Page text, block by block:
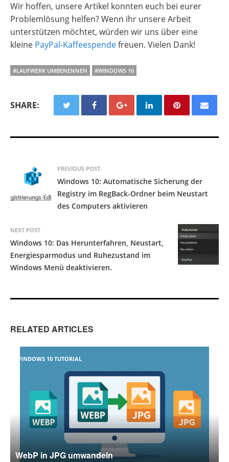
Wir hoffen, unsere Artikel konnten euch bei eurer
Problemlösung helfen? Wenn ihr unsere Arbeit
unterstützen möchtet, würden wir uns über eine
kleine PayPal-Kaffeespendefreuen. Vielen Dank!
#LAUFWERK UMBENENNEN #WINDOWS 10
SHARE:
PREVIOUS POST
Windows 10: Automatische Sicherung der
Registry im RegBack-Ordner beim Neustart
des Computers aktivieren
NEXT POST
Windows 10: Das Herunterfahren, Neustart,
Energiesparmodus und Ruhezustand im
Windows Menü deaktivieren.
RELATED ARTICLES
WINDOWS 10 TUTORIAL
WebP in JPG umwandeln